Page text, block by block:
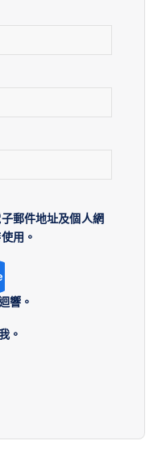
郵件地址及個人網
用。
響。
。